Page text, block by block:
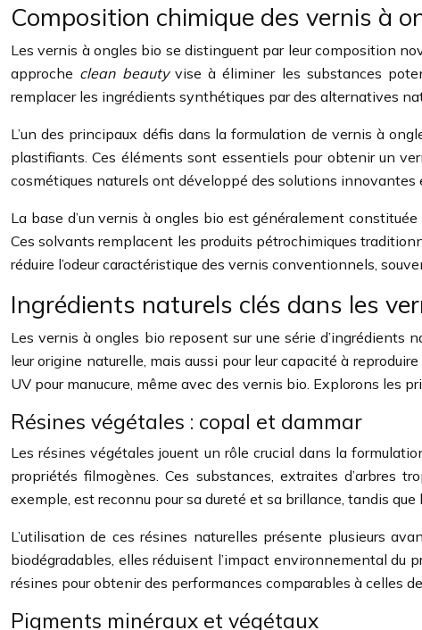
Composition chimique des vernis à
Les vernis à ongles bio se distinguent par leur composition
approche clean beauty vise à éliminer les substances
remplacer les ingrédients synthétiques par des alternatives
L’un des principaux défis dans la formulation de vernis à
plastifiants. Ces éléments sont essentiels pour obtenir un
cosmétiques naturels ont développé des solutions innovantes
La base d’un vernis à ongles bio est généralement
Ces solvants remplacent les produits pétrochimiques
réduire l’odeur caractéristique des vernis conventionnels,
Ingrédients naturels clés dans les
Les vernis à ongles bio reposent sur une série d’ingrédients
leur origine naturelle, mais aussi pour leur capacité à
UV pour manucure, même avec des vernis bio. Explorons les
Résines végétales : copal et dammar
Les résines végétales jouent un rôle crucial dans la
propriétés filmogènes. Ces substances, extraites d’arbres
exemple, est reconnu pour sa dureté et sa brillance, tandis
L’utilisation de ces résines naturelles présente plusieurs
biodégradables, elles réduisent l’impact environnemental
résines pour obtenir des performances comparables à celles
Pigments minéraux et végétaux